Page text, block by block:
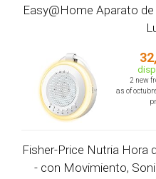
Easy@Home Aparato
2 new
as of
Fisher-Price Nutria Hora
- con Movimiento,